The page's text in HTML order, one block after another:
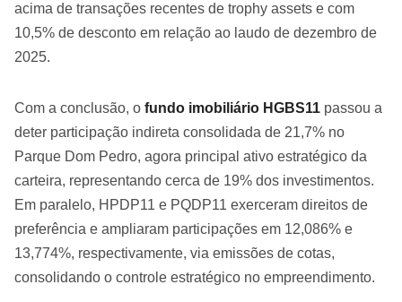
acima de transações recentes de trophy assets e com
10,5% de desconto em relação ao laudo de dezembro de
2025.
Com a conclusão, o fundo imobiliário HGBS11 passou a
deter participação indireta consolidada de 21,7% no
Parque Dom Pedro, agora principal ativo estratégico da
carteira, representando cerca de 19% dos investimentos.
Em paralelo, HPDP11 e PQDP11 exerceram direitos de
preferência e ampliaram participações em 12,086% e
13,774%, respectivamente, via emissões de cotas,
consolidando o controle estratégico no empreendimento.